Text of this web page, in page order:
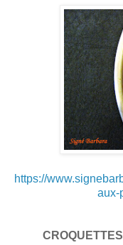
https://
aux-